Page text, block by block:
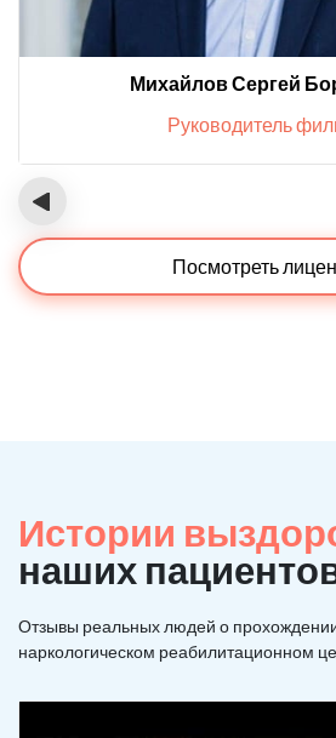
Михайлов Сергей
Руководитель
‹
Посмотреть
Истории
наших
Отзывы реальных людей о
наркологическом реабилитационном